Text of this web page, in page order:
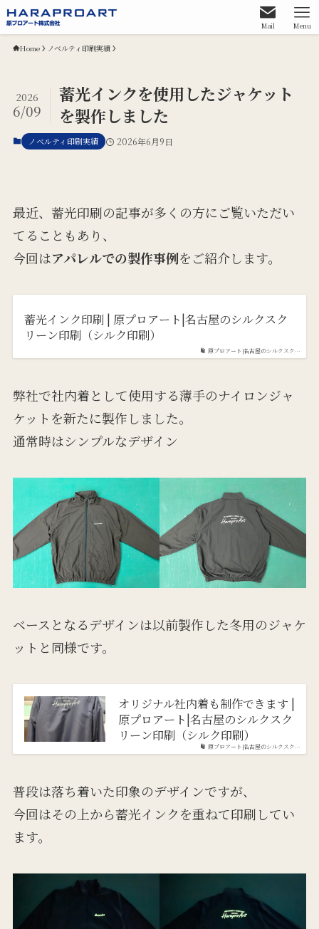
Mail Menu
Home ノベルティ印刷実績
蓄光インクを使用したジャケット
を製作しました
2026
6/09
ノベルティ印刷実績 2026年6月9日
最近、蓄光印刷の記事が多くの方にご覧いただい
てることもあり、
今回はアパレルでの製作事例をご紹介します。
原プロアート|名古屋のシルクスク…
蓄光インク印刷 | 原プロアート|名古屋のシルクスク
リーン印刷（シルク印刷）
弊社で社内着として使用する薄手のナイロンジャ
ケットを新たに製作しました。
通常時はシンプルなデザイン
ベースとなるデザインは以前製作した冬用のジャケ
ットと同様です。
原プロアート|名古屋のシルクスク…
オリジナル社内着も制作できます |
原プロアート|名古屋のシルクスク
リーン印刷（シルク印刷）
普段は落ち着いた印象のデザインですが、
今回はその上から蓄光インクを重ねて印刷してい
ます。